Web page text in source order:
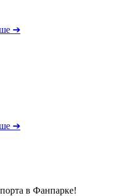
➔
➔
в Фанпарке!